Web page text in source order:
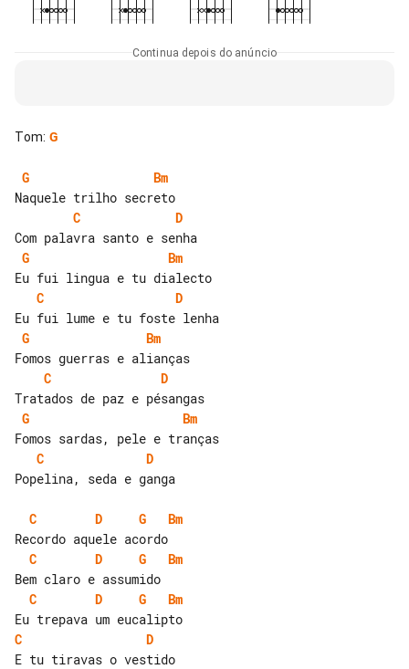
Continua depois do anúncio
Tom: G
G
Bm
C
D
G
Bm
C
D
G
Bm
C
D
G
Bm
C
D
Popelina, seda e ganga
C D G
Bm
C
D G
Bm
C
D G
Bm
C
D
E tu tiravas o vestido